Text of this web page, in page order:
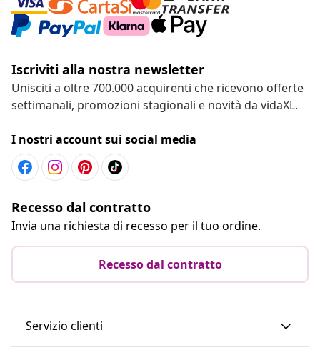
Iscriviti alla nostra newsletter
Unisciti a oltre 700.000 acquirenti che ricevono offerte
settimanali, promozioni stagionali e novità da vidaXL.
I nostri account sui social media
Recesso dal contratto
Invia una richiesta di recesso per il tuo ordine.
Recesso dal contratto
Servizio clienti